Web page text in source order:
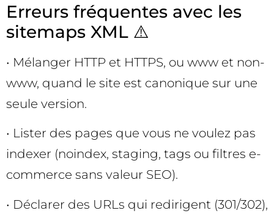
Erreurs fréquentes avec les
sitemaps XML ⚠️
• Mélanger HTTP et HTTPS, ou www et non-
www, quand le site est canonique sur une
seule version.
• Lister des pages que vous ne voulez pas
indexer (noindex, staging, tags ou filtres e-
commerce sans valeur SEO).
• Déclarer des URLs qui redirigent (301/302),